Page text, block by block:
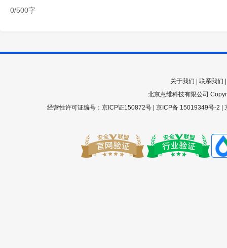
0/500字
关于我们 | 联系我们
北京意维科技有限公司
经营性许可证编号：京ICP证150872号 | 京ICP备 15019349号-2 |